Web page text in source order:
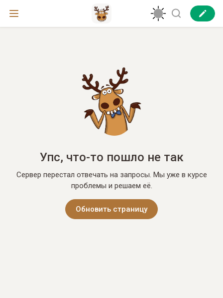
Упс, что-то пошло не так
Сервер перестал отвечать на запросы. Мы уже в курсе
проблемы и решаем её.
Обновить страницу